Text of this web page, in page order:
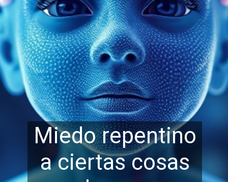
Miedo repentino
a ciertas cosas